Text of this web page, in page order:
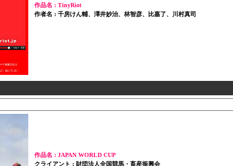
作品名 : TinyRiot
作者名 : 千房けん輔、澤井妙治、林智彦、比嘉了、川村真司
作品名 : JAPAN WORLD CUP
クライアント : 財団法人全国競馬・畜産振興会